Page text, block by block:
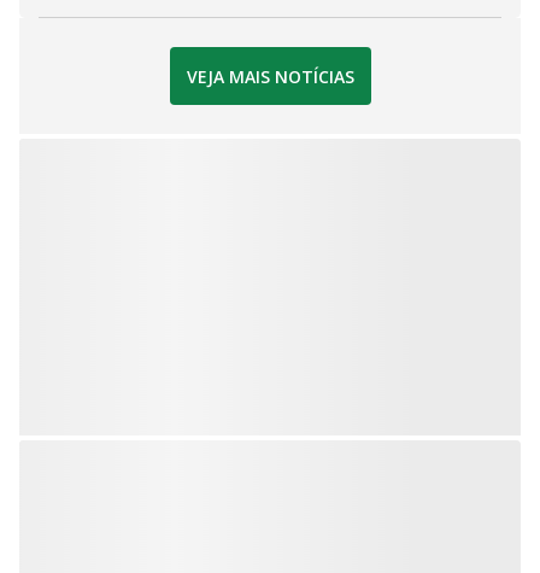
VEJA MAIS NOTÍCIAS